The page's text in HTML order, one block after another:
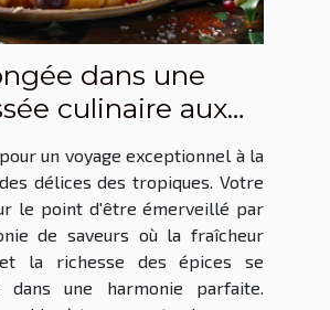
dans une
culinaire aux
un voyage exceptionnel à la
délices des tropiques. Votre
le point d'être émerveillé par
de saveurs où la fraîcheur
la richesse des épices se
dans une harmonie parfaite.